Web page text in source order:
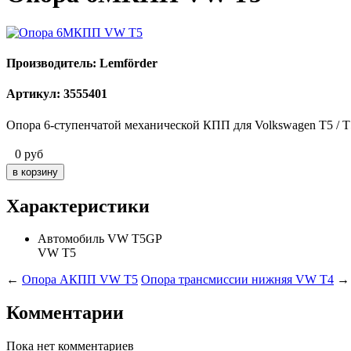
Производитель: Lemförder
Артикул: 3555401
Опора 6-ступенчатой механической КПП для Volkswagen T5 /
0 руб
Характеристики
Автомобиль VW T5GP
VW T5
← Опора АКПП VW T5 Опора трансмиссии нижняя VW T4 →
Комментарии
Пока нет комментариев